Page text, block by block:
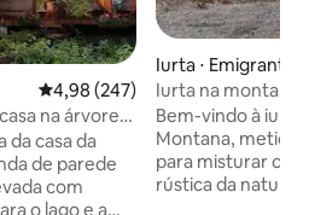
4,98 de uma avaliação média de
4,98 (247)
na árvore
da casa da
de parede
com
o lago e a
Iurta ⋅ Emigrant
Iurta na
Yellowstone da
Bem-vindo à
Montana,
para misturar
rústica da